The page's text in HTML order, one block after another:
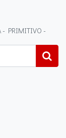
- PRIMITIVO -